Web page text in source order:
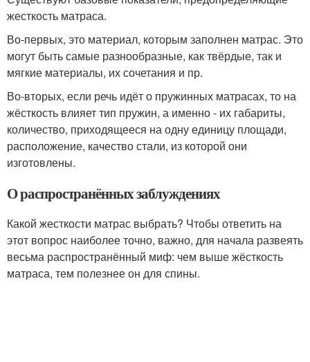
жесткость матраса.
Во-первых, это материал, которым заполнен матрас. Это
могут быть самые разнообразные, как твёрдые, так и
мягкие материалы, их сочетания и пр.
Во-вторых, если речь идёт о пружинных матрасах, то на
жёсткость влияет тип пружин, а именно - их габариты,
количество, приходящееся на одну единицу площади,
расположение, качество стали, из которой они
изготовлены.
О распространённых заблуждениях
Какой жесткости матрас выбрать? Чтобы ответить на
этот вопрос наиболее точно, важно, для начала развеять
весьма распространённый миф: чем выше жёсткость
матраса, тем полезнее он для спины.